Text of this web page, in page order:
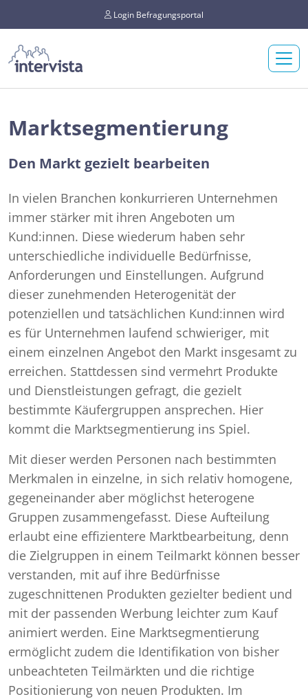
Login Befragungsportal
Marktsegmentierung
Den Markt gezielt bearbeiten
In vielen Branchen konkurrieren Unternehmen
immer stärker mit ihren Angeboten um
Kund:innen. Diese wiederum haben sehr
unterschiedliche individuelle Bedürfnisse,
Anforderungen und Einstellungen. Aufgrund
dieser zunehmenden Heterogenität der
potenziellen und tatsächlichen Kund:innen wird
es für Unternehmen laufend schwieriger, mit
einem einzelnen Angebot den Markt insgesamt zu
erreichen. Stattdessen sind vermehrt Produkte
und Dienstleistungen gefragt, die gezielt
bestimmte Käufergruppen ansprechen. Hier
kommt die Marktsegmentierung ins Spiel.
Mit dieser werden Personen nach bestimmten
Merkmalen in einzelne, in sich relativ homogene,
gegeneinander aber möglichst heterogene
Gruppen zusammengefasst. Diese Aufteilung
erlaubt eine effizientere Marktbearbeitung, denn
die Zielgruppen in einem Teilmarkt können besser
verstanden, mit auf ihre Bedürfnisse
zugeschnittenen Produkten gezielter bedient und
mit der passenden Werbung leichter zum Kauf
animiert werden. Eine Marktsegmentierung
ermöglicht zudem die Identifikation von bisher
unbeachteten Teilmärkten und die richtige
Positionierung von neuen Produkten. Im